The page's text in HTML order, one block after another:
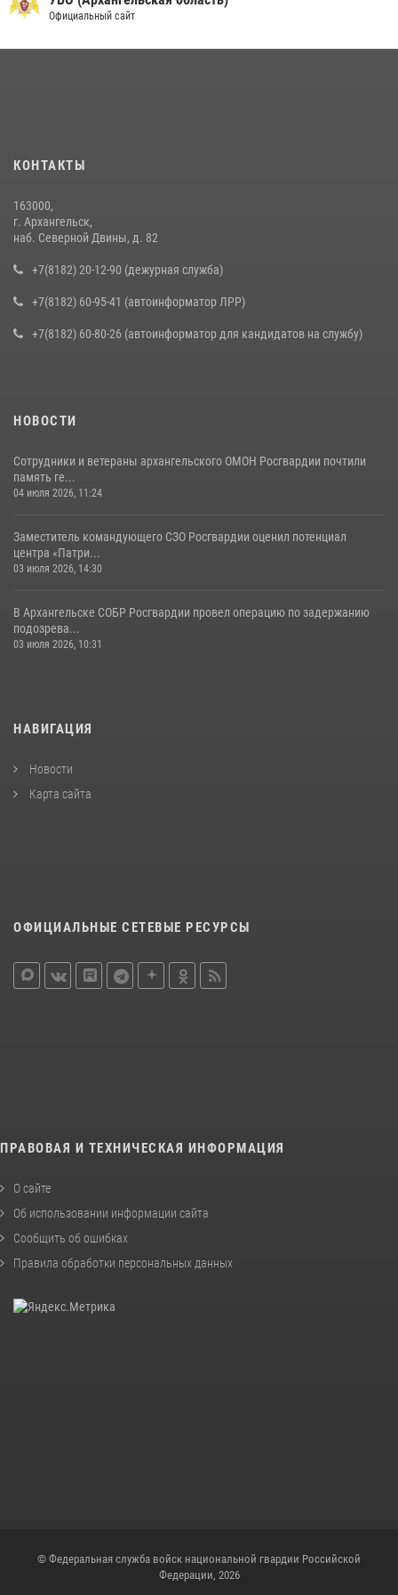
Официальный сайт
КОНТАКТЫ
163000,
г. Архангельск,
наб. Северной Двины, д. 82
+7(8182) 20-12-90 (дежурная служба)
+7(8182) 60-95-41 (автоинформатор ЛРР)
+7(8182) 60-80-26 (автоинформатор для кандидатов на службу)
НОВОСТИ
Сотрудники и ветераны архангельского ОМОН Росгвардии почтили
память ге...
04 июля 2026, 11:24
Заместитель командующего СЗО Росгвардии оценил потенциал
центра «Патри...
03 июля 2026, 14:30
В Архангельске СОБР Росгвардии провел операцию по задержанию
подозрева...
03 июля 2026, 10:31
НАВИГАЦИЯ
Новости
Карта сайта
ОФИЦИАЛЬНЫЕ СЕТЕВЫЕ РЕСУРСЫ
ПРАВОВАЯ И ТЕХНИЧЕСКАЯ ИНФОРМАЦИЯ
О сайте
Об использовании информации сайта
Сообщить об ошибках
Правила обработки персональных данных
© Федеральная служба войск национальной гвардии Российской
Федерации, 2026